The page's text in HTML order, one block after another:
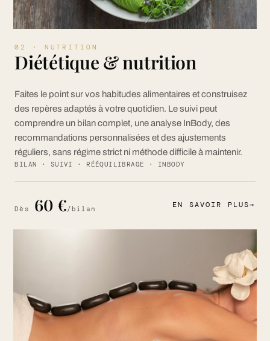
02 · NUTRITION
Diététique & nutrition
Faites le point sur vos habitudes alimentaires et construisez
des repères adaptés à votre quotidien. Le suivi peut
comprendre un bilan complet, une analyse InBody, des
recommandations personnalisées et des ajustements
réguliers, sans régime strict ni méthode difficile à maintenir.
BILAN · SUIVI · RÉÉQUILIBRAGE · INBODY
Dès 60 € /bilan EN SAVOIR PLUS→